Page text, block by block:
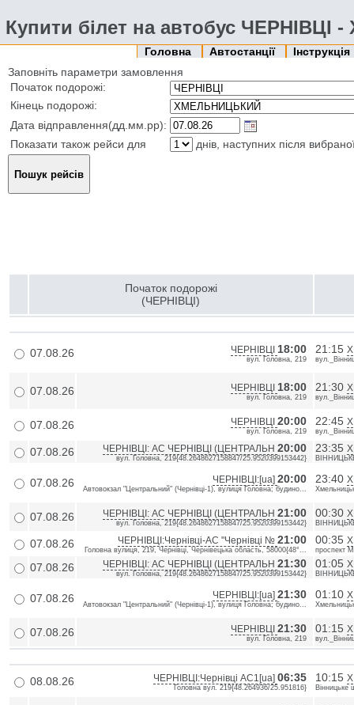
Купити білет на автобус
Головна Автостанції
Інструкція
Заповніть параметри замовлення
Початок подорожі:
Кінець подорожі:
Дата відправлення(дд.мм.рр):
Показати також рейси для
днів, наступних після
Початок подорожі
(ЧЕРНІВЦІ)
07.08.26 ЧЕРНІВЦІ 18:00
вул. Головна, 219
21:15
07.08.26 ЧЕРНІВЦІ 18:00
вул. Головна, 219
21:30
07.08.26 ЧЕРНІВЦІ 20:00
вул. Головна, 219
22:45
07.08.26 ЧЕРНІВЦІ: АС ЧЕРНІВЦІ (ЦЕНТРАЛЬН 20:00
вул. Головна, 219{48.2648627158847/25.9520399153442}
23:35
07.08.26 ЧЕРНІВЦІ:[ua] 20:00
Автовокзал "Центральний" (Чернівці-1), вулиця Головна; будино...
23:40
07.08.26 ЧЕРНІВЦІ: АС ЧЕРНІВЦІ (ЦЕНТРАЛЬН 21:00
вул. Головна, 219{48.2648627158847/25.9520399153442}
00:30
07.08.26 ЧЕРНІВЦІ:Чернівці-АС "Чернівці № 21:00
Головна вулиця, 219, Чернівці, Чернівецька область, 58000{48°...
00:35
проспект
07.08.26 ЧЕРНІВЦІ: АС ЧЕРНІВЦІ (ЦЕНТРАЛЬН 21:30
вул. Головна, 219{48.2648627158847/25.9520399153442}
01:05
07.08.26 ЧЕРНІВЦІ:[ua] 21:30
Автовокзал "Центральний" (Чернівці-1), вулиця Головна; будино...
01:10
07.08.26 ЧЕРНІВЦІ 21:30
вул. Головна, 219
01:15
08.08.26 ЧЕРНІВЦІ:Чернівці АС1[ua] 06:35
Головна вул. 219{48.264936/25.951816}
10:15
Вінницьке